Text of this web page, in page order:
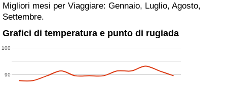
Migliori mesi per Viaggiare: Gennaio, Luglio, Agosto,
Settembre.
Grafici di temperatura e punto di rugiada
90
100